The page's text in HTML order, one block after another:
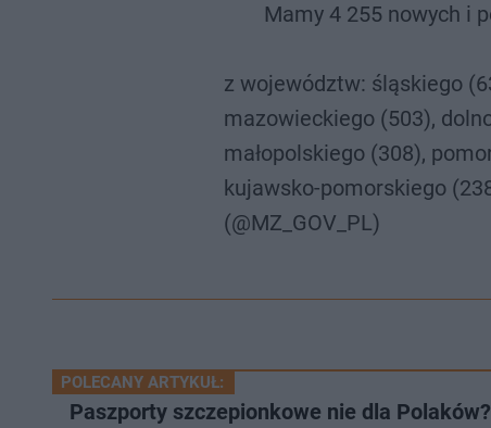
Mamy 4 255 nowych i
z województw: śląskiego
mazowieckiego (503),
małopolskiego (308),
kujawsko-pomorskiego
(@MZ_GOV_PL)
POLECANY ARTYKUŁ:
Paszporty szczepionkowe nie dla